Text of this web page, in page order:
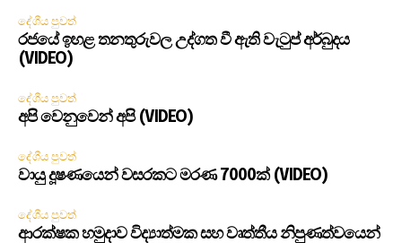
දේශීය පුවත්
රජයේ ඉහළ තනතුරුවල උද්ගත වී ඇති වැටුප් අර්බුදය
(VIDEO)
දේශීය පුවත්
අපි වෙනුවෙන් අපි (VIDEO)
දේශීය පුවත්
වායු දූෂණයෙන් වසරකට මරණ 7000ක් (VIDEO)
දේශීය පුවත්
ආරක්ෂක හමුදාව විද්‍යාත්මක සහ වෘත්තීය නිපුණත්වයෙන්